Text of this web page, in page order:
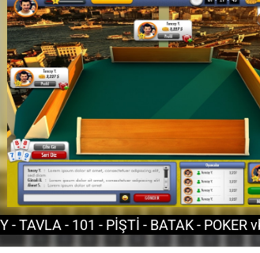
- TAVLA - 101 - PİŞTİ - BATAK - POKER